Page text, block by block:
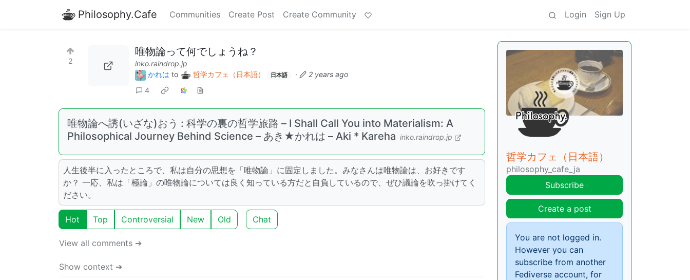
Philosophy.Cafe Communities Create Post Create Community Login Sign Up
2
唯物論って何でしょうね？
inko.raindrop.jp
かれは to 哲学カフェ（日本語） 日本語 ·
2 years ago
4
唯物論へ誘(いざな)おう : 科学の裏の哲学旅路 – I Shall Call You into Materialism: A
Philosophical Journey Behind Science – あき★かれは – Aki * Kareha inko.raindrop.jp
人生後半に入ったところで、私は自分の思想を「唯物論」に固定しました。みなさんは唯物論は、お好きです
か？ 一応、私は「極論」の唯物論については良く知っている方だと自負しているので、ぜひ議論を吹っ掛けてく
ださい。
Hot Top Controversial New Old Chat
View all comments ➔
Show context ➔
哲学カフェ（日本語）
philosophy_cafe_ja
Subscribe
Create a post
You are not logged in.
However you can
subscribe from another
Fediverse account, for